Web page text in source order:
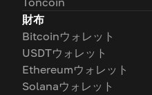
財布
Bitcoinウォレット
USDTウォレット
Ethereumウォレット
Solanaウォレット